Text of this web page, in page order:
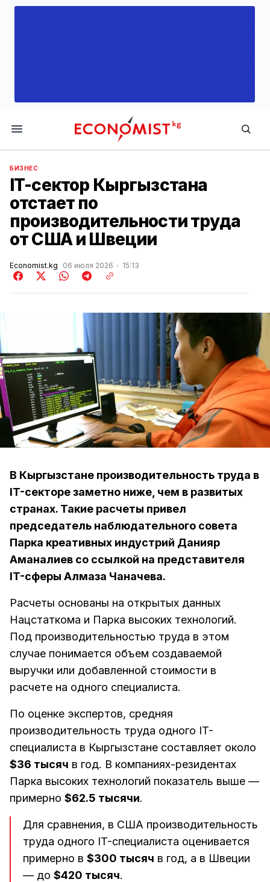
Economist.kg
БИЗНЕС
IT-сектор Кыргызстана
отстает по
производительности труда
от США и Швеции
Economist.kg 06 июля 2026 15:13
В Кыргызстане производительность труда в
IT-секторе заметно ниже, чем в развитых
странах. Такие расчеты привел
председатель наблюдательного совета
Парка креативных индустрий Данияр
Аманалиев со ссылкой на представителя
IT-сферы Алмаза Чаначева.
Расчеты основаны на открытых данных
Нацстаткома и Парка высоких технологий.
Под производительностью труда в этом
случае понимается объем создаваемой
выручки или добавленной стоимости в
расчете на одного специалиста.
По оценке экспертов, средняя
производительность труда одного IT-
специалиста в Кыргызстане составляет около
$36 тысяч в год. В компаниях-резидентах
Парка высоких технологий показатель выше —
примерно $62.5 тысячи.
Для сравнения, в США производительность
труда одного IT-специалиста оценивается
примерно в $300 тысяч в год, а в Швеции
— до $420 тысяч.